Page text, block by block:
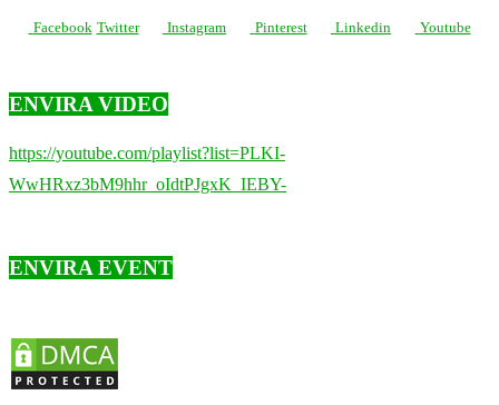
Facebook Twitter Instagram Pinterest Linkedin Youtube
ENVIRA VIDEO
https://youtube.com/playlist?list=PLKI-
WwHRxz3bM9hhr_oIdtPJgxK_IEBY-
ENVIRA EVENT